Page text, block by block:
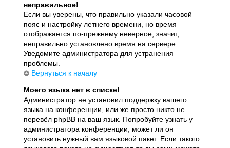
неправильное!
Если вы уверены, что правильно указали часовой
пояс и настройку летнего времени, но время
отображается по-прежнему неверное, значит,
неправильно установлено время на сервере.
Уведомите администратора для устранения
проблемы.
Вернуться к началу
Моего языка нет в списке!
Администратор не установил поддержку вашего
языка на конференции, или же просто никто не
перевёл phpBB на ваш язык. Попробуйте узнать у
администратора конференции, может ли он
установить нужный вам языковой пакет. Если такого